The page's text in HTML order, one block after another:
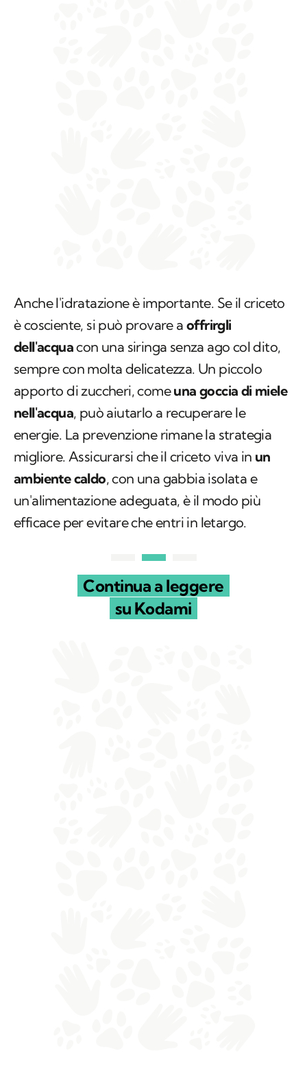
Anche l'idratazione è importante. Se il criceto
è cosciente, si può provare a offrirgli
dell'acquacon una siringa senza ago col dito,
sempre con molta delicatezza. Un piccolo
apporto di zuccheri, comeuna goccia di miele
nell'acqua, può aiutarlo a recuperare le
energie. La prevenzione rimane la strategia
migliore. Assicurarsi che il criceto viva in un
ambiente caldo, con una gabbia isolata e
un'alimentazione adeguata, è il modo più
efficace per evitare che entri in letargo.
Continua a leggere
su Kodami